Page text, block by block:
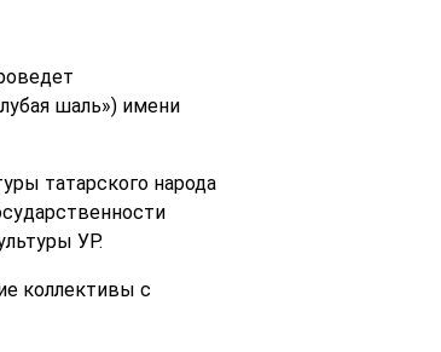
шаль») имени
татарского народа
УР.
коллективы с